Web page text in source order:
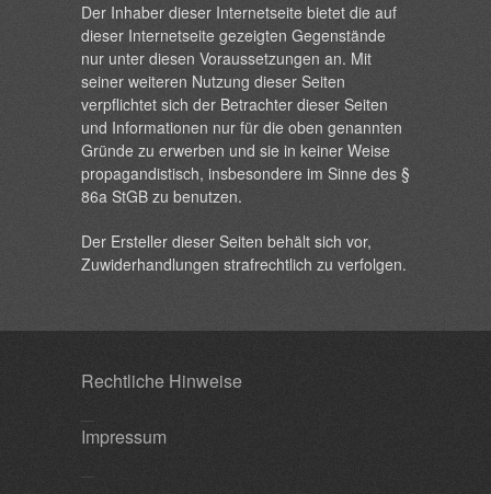
Der Inhaber dieser Internetseite bietet die auf
dieser Internetseite gezeigten Gegenstände
nur unter diesen Voraussetzungen an. Mit
seiner weiteren Nutzung dieser Seiten
verpflichtet sich der Betrachter dieser Seiten
und Informationen nur für die oben genannten
Gründe zu erwerben und sie in keiner Weise
propagandistisch, insbesondere im Sinne des §
86a StGB zu benutzen.
Der Ersteller dieser Seiten behält sich vor,
Zuwiderhandlungen strafrechtlich zu verfolgen.
Rechtliche Hinweise
Impressum